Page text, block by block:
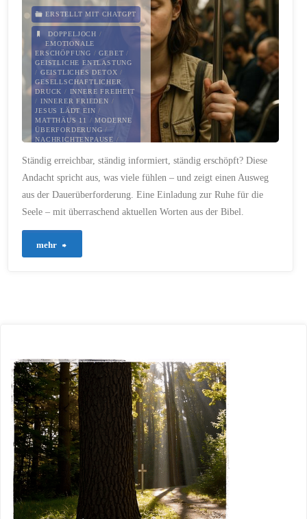
ERSTELLT MIT CHATGPT
DOPPELJOCH /
EMOTIONALE
ERSCHÖPFUNG /GEBET /
GEISTLICHE ENTLASTUNG
/ GEISTLICHES DETOX /
GESELLSCHAFTLICHER
DRUCK / INNERE FREIHEIT
/ INNERER FRIEDEN /
JESUS LÄDT EIN /
MATTHÄUS 11
/MODERNE
ÜBERFORDERUNG /
NACHRICHTENPAUSE /
REIZÜBERFLUTUNG/RUHE
FINDEN
Ständig erreichbar, ständig informiert, ständig erschöpft? Diese
Andacht spricht aus, was viele fühlen – und zeigt einen Ausweg
aus der Dauerüberforderung. Eine Einladung zur Ruhe für die
Seele – mit überraschend aktuellen Worten aus der Bibel.
mehr
Seele
in
aufgewühlten
Zeiten"